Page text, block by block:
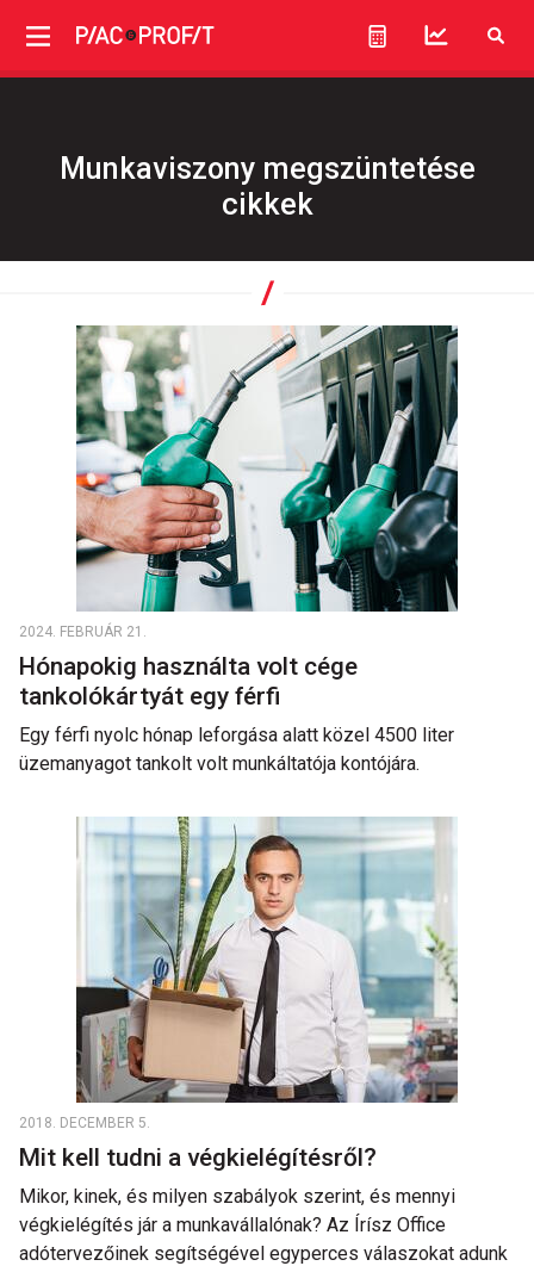
Munkaviszony megszüntetése
cikkek
2024. FEBRUÁR 21.
Hónapokig használta volt cége
tankolókártyát egy férfi
Egy férfi nyolc hónap leforgása alatt közel 4500 liter
üzemanyagot tankolt volt munkáltatója kontójára.
2018. DECEMBER 5.
Mit kell tudni a végkielégítésről?
Mikor, kinek, és milyen szabályok szerint, és mennyi
végkielégítés jár a munkavállalónak? Az Írísz Office
adótervezőinek segítségével egyperces válaszokat adunk